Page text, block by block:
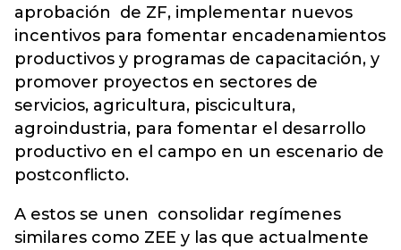
aprobación de ZF, implementar nuevos
incentivos para fomentar encadenamientos
productivos y programas de capacitación, y
promover proyectos en sectores de
servicios, agricultura, piscicultura,
agroindustria, para fomentar el desarrollo
productivo en el campo en un escenario de
postconflicto.
A estos se unen consolidar regímenes
similares como ZEE y las que actualmente